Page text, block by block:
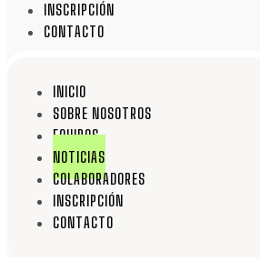
INSCRIPCIÓN
CONTACTO
INICIO
SOBRE NOSOTROS
EQUIPOS
NOTICIAS
COLABORADORES
INSCRIPCIÓN
CONTACTO